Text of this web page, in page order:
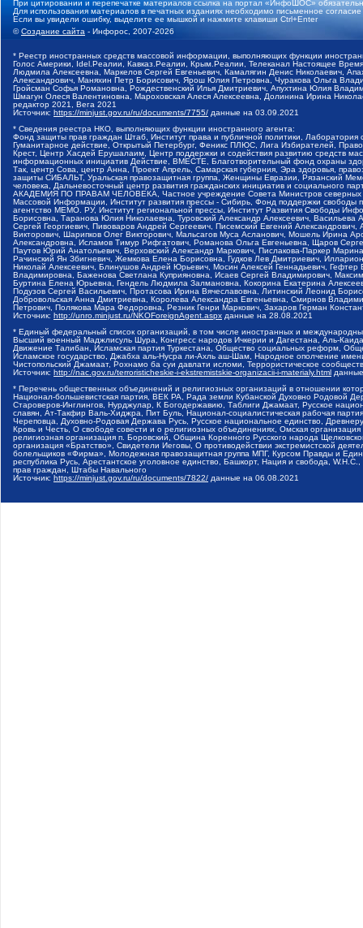
При цитировании и перепечатке материалов ссылка на портал «ИнфоШОС»
Для использования материалов в печатных изданиях необходимо письменное
Если вы увидели ошибку, выделите ее мышкой и нажмите клавиши Ctrl+Enter
©Создание сайта - Инфорос, 2007-2026
* Реестр иностранных средств массовой информации, выполняющих функции
Голос Америки, Idel.Реалии, Кавказ.Реалии, Крым.Реалии, Телеканал Настоящее
Людмила Алексеевна, Маркелов Сергей Евгеньевич, Камалягин Денис Николаевич,
Александрович, Маняхин Петр Борисович, Ярош Юлия Петровна, Чуракова Ольга
Гройсман Софья Романовна, Рождественский Илья Дмитриевич, Апухтина Юлия
Шмагун Олеся Валентиновна, Мароховская Алеся Алексеевна, Долинина Ирина
редактор 2021, Вега 2021
Источник: https://minjust.gov.ru/ru/documents/7755/ данные на 03.09.2021
* Сведения реестра НКО, выполняющих функции иностранного агента:
Фонд защиты прав граждан Штаб, Институт права и публичной политики,
Гуманитарное действие, Открытый Петербург, Феникс ПЛЮС, Лига Избирателей,
Крест, Центр Хасдей Ерушалаим, Центр поддержки и содействия развитию средств
информационных инициатив Действие, ВМЕСТЕ, Благотворительный фонд охраны
Так, центр Сова, центр Анна, Проект Апрель, Самарская губерния, Эра здоровья,
защиты СИБАЛЬТ, Уральская правозащитная группа, Женщины Евразии, Рязанский
человека, Дальневосточный центр развития гражданских инициатив и социального
АКАДЕМИЯ ПО ПРАВАМ ЧЕЛОВЕКА, Частное учреждение Совета Министров северных
Массовой Информации, Институт развития прессы - Сибирь, Фонд поддержки
агентство МЕМО. РУ, Институт региональной прессы, Институт Развития Свободы
Борисовна, Таранова Юлия Николаевна, Туровский Александр Алексеевич,
Сергей Георгиевич, Пивоваров Андрей Сергеевич, Писемский Евгений
Викторович, Шарипков Олег Викторович, Мальсагов Муса Асланович, Мошель Ирина
Александровна, Исламов Тимур Рифгатович, Романова Ольга Евгеньевна, Щаров
Паутов Юрий Анатольевич, Верховский Александр Маркович, Пислакова-Паркер
Рачинский Ян Збигневич, Жемкова Елена Борисовна, Гудков Лев Дмитриевич,
Николай Алексеевич, Блинушов Андрей Юрьевич, Мосин Алексей Геннадьевич,
Владимировна, Баженова Светлана Куприяновна, Исаев Сергей Владимирович,
Буртина Елена Юрьевна, Гендель Людмила Залмановна, Кокорина Екатерина
Подузов Сергей Васильевич, Протасова Ирина Вячеславовна, Литинский Леонид
Добровольская Анна Дмитриевна, Королева Александра Евгеньевна, Смирнов
Петрович, Полякова Мара Федоровна, Резник Генри Маркович, Захаров Герман
Источник: http://unro.minjust.ru/NKOForeignAgent.aspx данные на 28.08.2021
* Единый федеральный список организаций, в том числе иностранных и
Высший военный Маджлисуль Шура, Конгресс народов Ичкерии и Дагестана, Аль-
Движение Талибан, Исламская партия Туркестана, Общество социальных реформ,
Исламское государство, Джабха аль-Нусра ли-Ахль аш-Шам, Народное ополчение
Чистопольский Джамаат, Рохнамо ба суи давлати исломи, Террористическое
Источник: http://nac.gov.ru/terroristicheskie-i-ekstremistskie-organizacii-i-materialy.html
* Перечень общественных объединений и религиозных организаций в отношении
Национал-большевистская партия, ВЕК РА, Рада земли Кубанской Духовно Родовой
Староверов-Инглингов, Нурджулар, К Богодержавию, Таблиги Джамаат, Русское
славян, Ат-Такфир Валь-Хиджра, Пит Буль, Национал-социалистическая рабочая
Череповца, Духовно-Родовая Держава Русь, Русское национальное единство,
Кровь и Честь, О свободе совести и о религиозных объединениях, Омская
религиозная организация п. Боровский, Община Коренного Русского народа
организация «Братство», Свидетели Иеговы, О противодействии экстремистской
болельщиков «Фирма», Молодежная правозащитная группа МПГ, Курсом Правды и
республика Русь, Арестантское уголовное единство, Башкорт, Нация и свобода,
прав граждан, Штабы Навального
Источник: https://minjust.gov.ru/ru/documents/7822/ данные на 06.08.2021